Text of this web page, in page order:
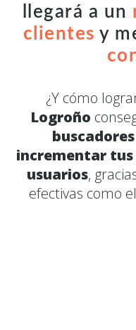
llegará a un
clientes y
¿Y cómo
Logroño
buscadores
incrementar
usuarios,
efectivas como el